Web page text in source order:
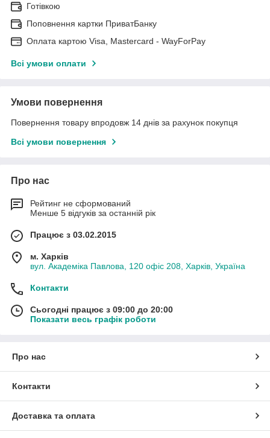
Готівкою
Поповнення картки ПриватБанку
Оплата картою Visa, Mastercard - WayForPay
Всі умови оплати
Умови повернення
Повернення товару впродовж 14 днів за рахунок покупця
Всі умови повернення
Про нас
Рейтинг не сформований
Менше 5 відгуків за останній рік
Працює з 03.02.2015
м. Харків
вул. Академіка Павлова, 120 офіс 208, Харків, Україна
Контакти
Сьогодні працює з 09:00 до 20:00
Показати весь графік роботи
Про нас
Контакти
Доставка та оплата